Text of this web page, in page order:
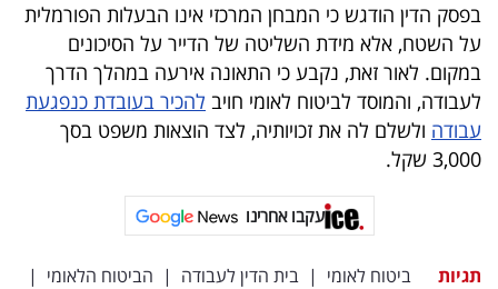
באייס
עקבו
אחרינו:
בפסק הדין הודגש כי המבחן המרכזי אינו הבעלות הפורמלית
על השטח, אלא מידת השליטה של הדייר על הסיכונים
במקום. לאור זאת, נקבע כי התאונה אירעה במהלך הדרך
לעבודה, והמוסד לביטוח לאומי חויב להכיר בעובדת כנפגעת
עבודה ולשלם לה את זכויותיה, לצד הוצאות משפט בסך
3,000 שקל.
עקבו אחרינו
תגיות ביטוח לאומי | בית הדין לעבודה | הביטוח הלאומי |